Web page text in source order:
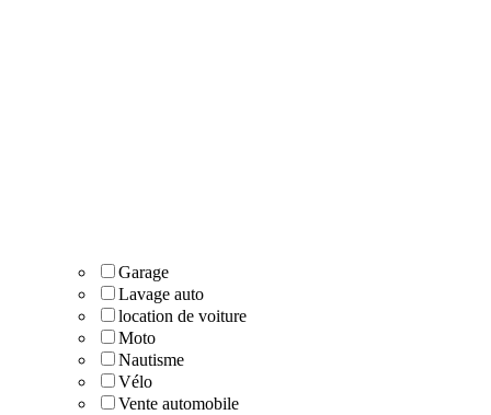
Garage
Lavage auto
location de voiture
Moto
Nautisme
Vélo
Vente automobile